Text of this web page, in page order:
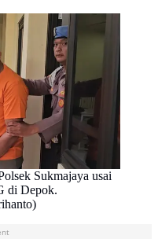
Sukmajaya usai
di Depok.